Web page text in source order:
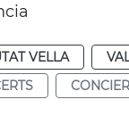
VELLA